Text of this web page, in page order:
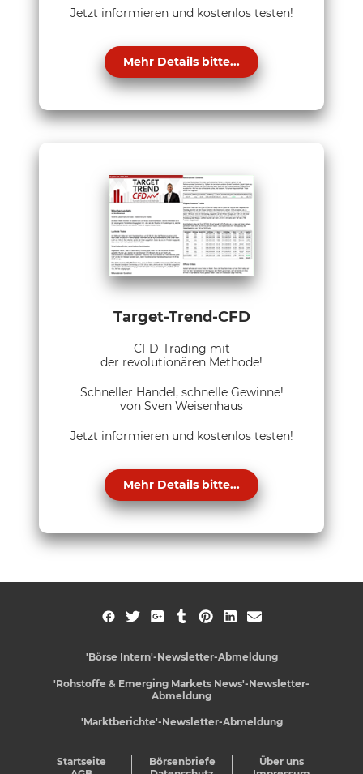
Jetzt informieren und kostenlos testen!
Mehr Details bitte...
Target-Trend-CFD
CFD-Trading mit
der revolutionären Methode!
Schneller Handel, schnelle Gewinne!
von Sven Weisenhaus
Jetzt informieren und kostenlos testen!
Mehr Details bitte...
'Börse Intern'-Newsletter-Abmeldung
'Rohstoffe & Emerging Markets News'-Newsletter-
Abmeldung
'Marktberichte'-Newsletter-Abmeldung
Startseite Börsenbriefe
Über uns